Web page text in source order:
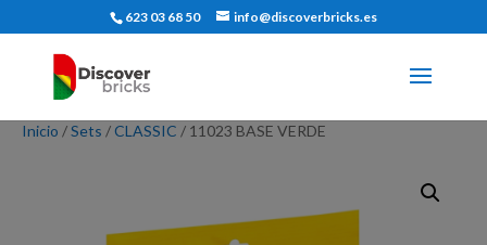
623 03 68 50 info@discoverbricks.es
Inicio /Sets /CLASSIC / 11023 BASE VERDE